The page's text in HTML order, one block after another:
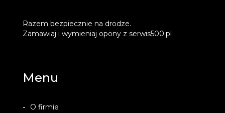
Razem bezpiecznie na drodze.
Zamawiaj i wymieniaj opony z serwis500.pl
Menu
-
O firmie